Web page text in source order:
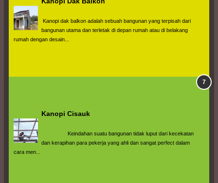
Kanopi dak balkon adalah sebuah bangunan yang terpisah dari
bangunan utama dan terletak di depan rumah atau di belakang
rumah dengan desain...
Kanopi Cisauk
Keindahan suatu bangunan tidak luput dari kecekatan
dan kerapihan para pekerja yang ahli dan sangat perfect dalam
cara men...